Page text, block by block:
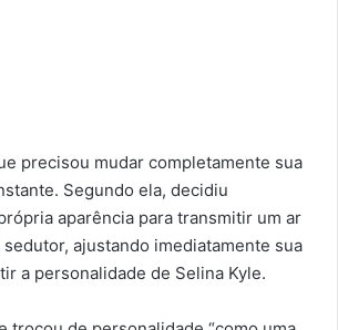
precisou mudar completamente sua
Segundo ela, decidiu
aparência para transmitir um ar
ajustando imediatamente sua
a personalidade de Selina Kyle.